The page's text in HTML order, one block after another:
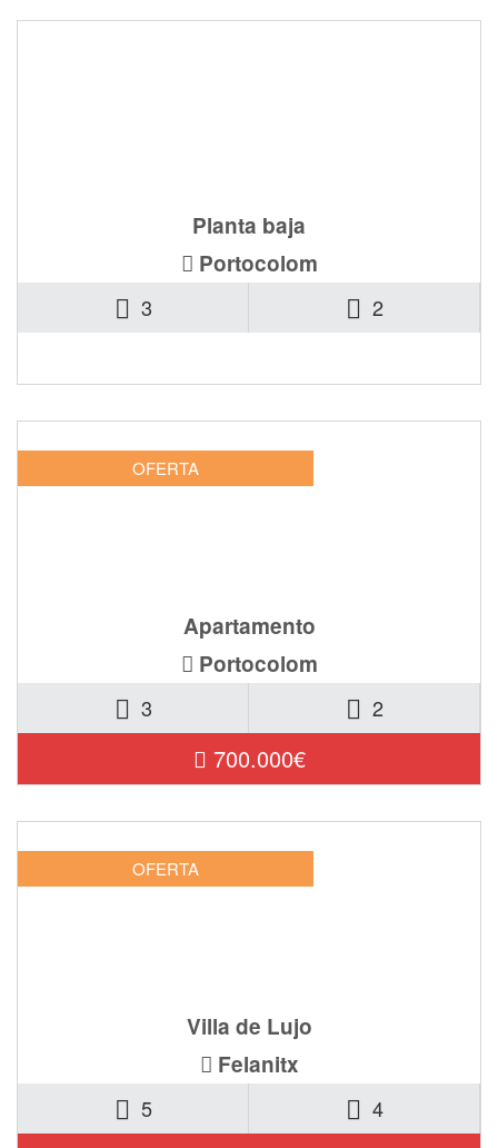
Planta baja
Portocolom
3 2
OFERTA
Apartamento
Portocolom
3 2
700.000€
OFERTA
Villa de Lujo
Felanitx
5 4